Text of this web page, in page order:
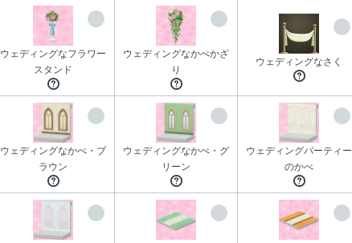
ウェディングなフラワー
スタンド
ウェディングなかべかざ
り
ウェディングなさく
ウェディングなかべ・ブ
ラウン
ウェディングなかべ・グ
リーン
ウェディングパーティー
のかべ